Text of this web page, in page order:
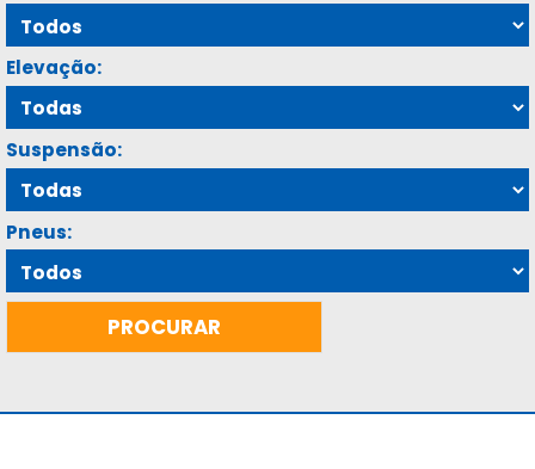
Elevação:
Suspensão:
Pneus: